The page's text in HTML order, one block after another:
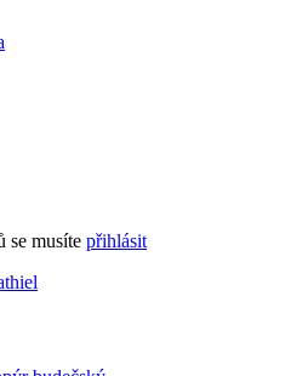
se musíte přihlásit